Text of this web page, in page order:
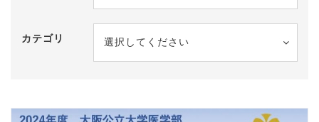
カテゴリ 選択してください